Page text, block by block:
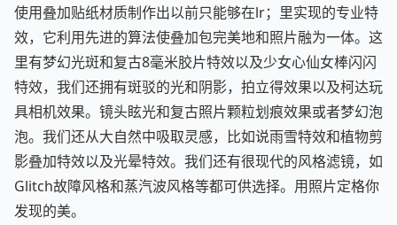
使用叠加贴纸材质制作出以前只能够在lr；里实现的专业特
效，它利用先进的算法使叠加包完美地和照片融为一体。这
里有梦幻光斑和复古8毫米胶片特效以及少女心仙女棒闪闪
特效，我们还拥有斑驳的光和阴影，拍立得效果以及柯达玩
具相机效果。镜头眩光和复古照片颗粒划痕效果或者梦幻泡
泡。我们还从大自然中吸取灵感，比如说雨雪特效和植物剪
影叠加特效以及光晕特效。我们还有很现代的风格滤镜，如
Glitch故障风格和蒸汽波风格等都可供选择。用照片定格你
发现的美。